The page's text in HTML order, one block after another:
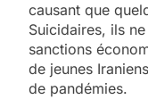
causant que
Suicidaires, ils
sanctions
de jeunes
de pandémies.